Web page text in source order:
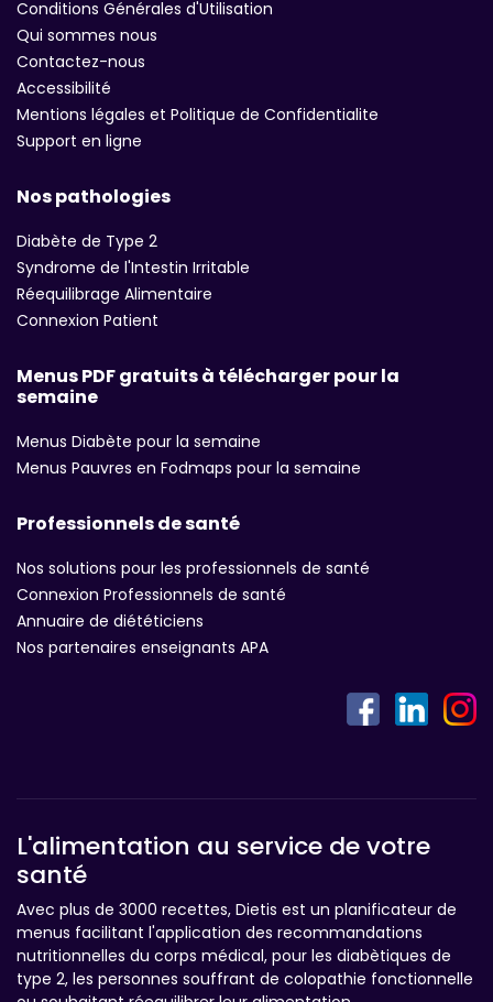
Conditions Générales d'Utilisation
Qui sommes nous
Contactez-nous
Accessibilité
Mentions légales et Politique de Confidentialite
Support en ligne
Nos pathologies
Diabète de Type 2
Syndrome de l'Intestin Irritable
Réequilibrage Alimentaire
Connexion Patient
Menus PDF gratuits à télécharger pour la
semaine
Menus Diabète pour la semaine
Menus Pauvres en Fodmaps pour la semaine
Professionnels de santé
Nos solutions pour les professionnels de santé
Connexion Professionnels de santé
Annuaire de diététiciens
Nos partenaires enseignants APA
L'alimentation au service de votre
santé
Avec plus de 3000 recettes, Dietis est un planificateur de
menus facilitant l'application des recommandations
nutritionnelles du corps médical, pour les diabètiques de
type 2, les personnes souffrant de colopathie fonctionnelle